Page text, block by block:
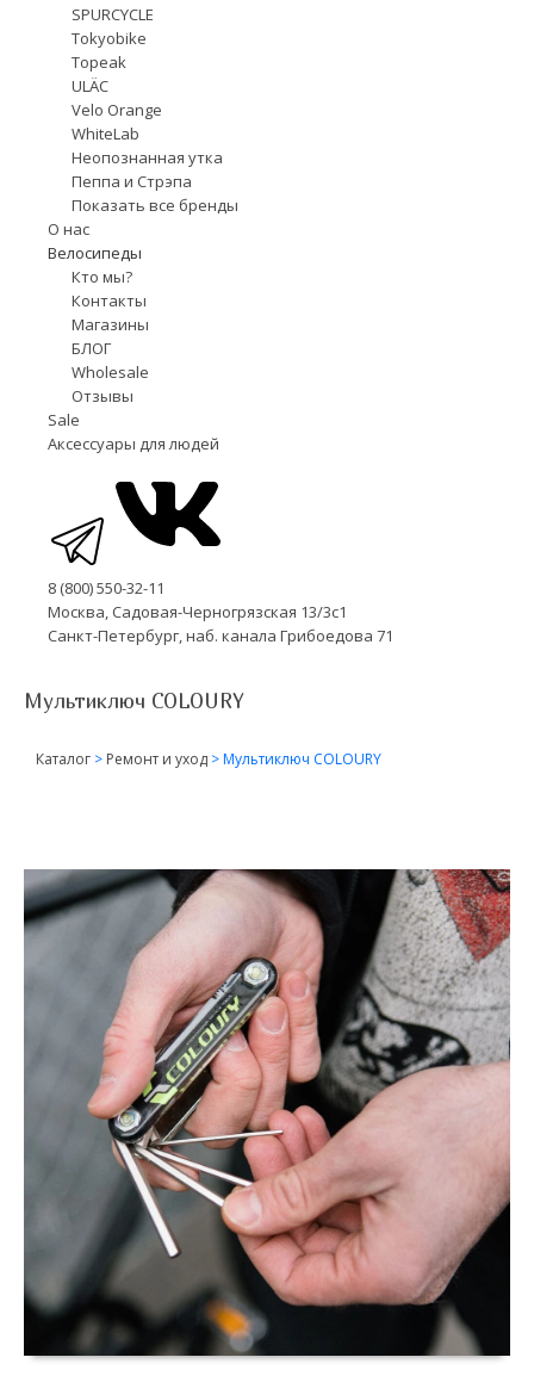
SPURCYCLE
Tokyobike
Topeak
ULÄC
Velo Orange
WhiteLab
Неопознанная утка
Пеппа и Стрэпа
Показать все бренды
О нас
Велосипеды
Кто мы?
Контакты
Магазины
БЛОГ
Wholesale
Отзывы
Sale
Аксессуары для людей
8 (800) 550-32-11
Москва, Садовая-Черногрязская 13/3с1
Санкт-Петербург, наб. канала Грибоедова 71
Мультиключ COLOURY
Каталог > Ремонт и уход >Мультиключ COLOURY